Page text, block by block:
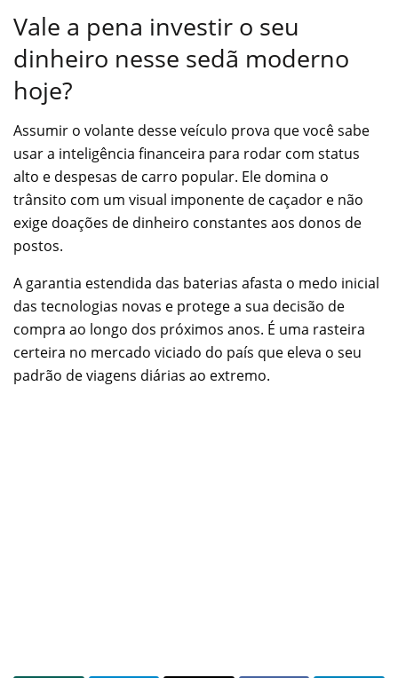
Vale a pena investir o seu
dinheiro nesse sedã moderno
hoje?
Assumir o volante desse veículo prova que você sabe
usar a inteligência financeira para rodar com status
alto e despesas de carro popular. Ele domina o
trânsito com um visual imponente de caçador e não
exige doações de dinheiro constantes aos donos de
postos.
A garantia estendida das baterias afasta o medo inicial
das tecnologias novas e protege a sua decisão de
compra ao longo dos próximos anos. É uma rasteira
certeira no mercado viciado do país que eleva o seu
padrão de viagens diárias ao extremo.